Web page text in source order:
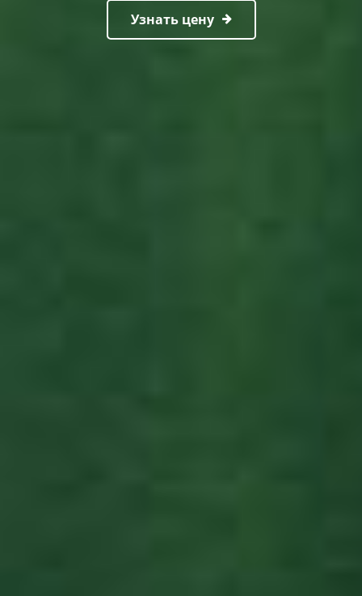
Узнать цену